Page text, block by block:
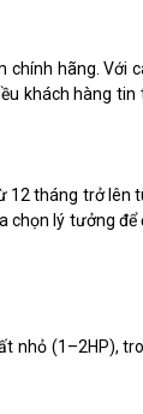
chính hãng. Với
khách hàng tin
12 tháng trở lên
chọn lý tưởng để
nhỏ (1–2HP),